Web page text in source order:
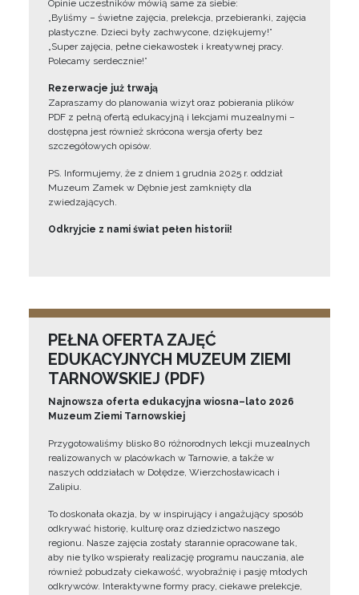
Opinie uczestników mówią same za siebie:
„Byliśmy – świetne zajęcia, prelekcja, przebieranki, zajęcia
plastyczne. Dzieci były zachwycone, dziękujemy!”
„Super zajęcia, pełne ciekawostek i kreatywnej pracy.
Polecamy serdecznie!”
Rezerwacje już trwają
Zapraszamy do planowania wizyt oraz pobierania plików
PDF z pełną ofertą edukacyjną i lekcjami muzealnymi –
dostępna jest również skrócona wersja oferty bez
szczegółowych opisów.
PS. Informujemy, że z dniem 1 grudnia 2025 r. oddział
Muzeum Zamek w Dębnie jest zamknięty dla
zwiedzających.
Odkryjcie z nami świat pełen historii!
PEŁNA OFERTA ZAJĘĆ
EDUKACYJNYCH MUZEUM ZIEMI
TARNOWSKIEJ (PDF)
Najnowsza oferta edukacyjna wiosna–lato 2026
Muzeum Ziemi Tarnowskiej
Przygotowaliśmy blisko 80 różnorodnych lekcji muzealnych
realizowanych w placówkach w Tarnowie, a także w
naszych oddziałach w Dołędze, Wierzchosławicach i
Zalipiu.
To doskonała okazja, by w inspirujący i angażujący sposób
odkrywać historię, kulturę oraz dziedzictwo naszego
regionu. Nasze zajęcia zostały starannie opracowane tak,
aby nie tylko wspierały realizację programu nauczania, ale
również pobudzały ciekawość, wyobraźnię i pasję młodych
odkrywców. Interaktywne formy pracy, ciekawe prelekcje,